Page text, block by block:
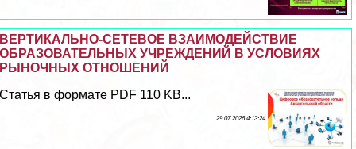
ВЕРТИКАЛЬНО-СЕТЕВОЕ ВЗАИМОДЕЙСТВИЕ
ОБРАЗОВАТЕЛЬНЫХ УЧРЕЖДЕНИЙ В УСЛОВИЯХ
РЫНОЧНЫХ ОТНОШЕНИЙ
Статья в формате PDF 110 KB...
29 07 2026 4:13:24